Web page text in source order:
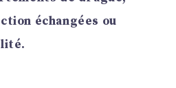
échangées ou